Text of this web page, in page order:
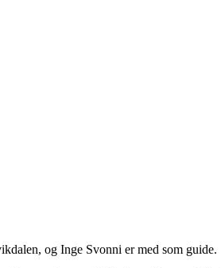
og Inge Svonni er med som guide.